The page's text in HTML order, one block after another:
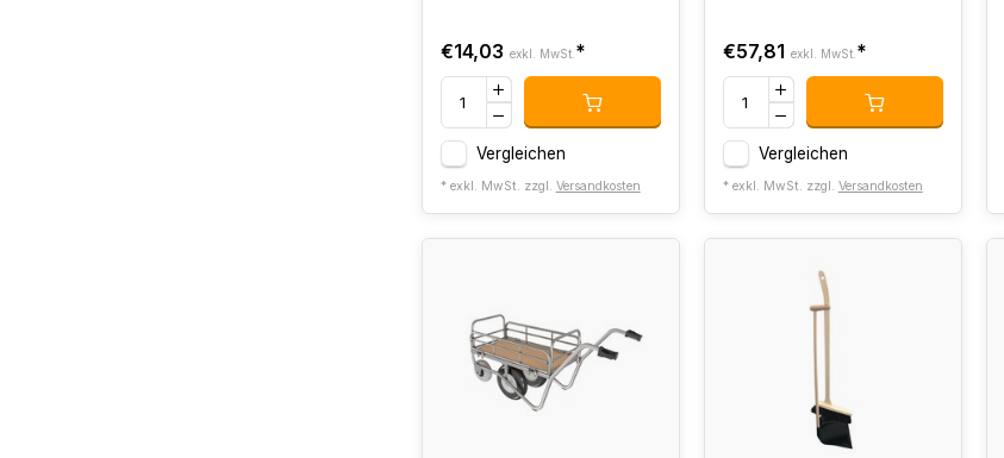
€14,03 exkl. MwSt. *
Vergleichen
* exkl. MwSt. zzgl. Versandkosten
€57,81 exkl. MwSt. *
Vergleichen
* exkl. MwSt. zzgl. Versandkosten